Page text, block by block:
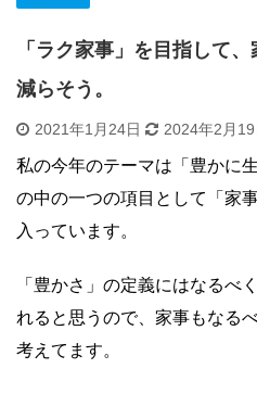
「ラク家事」を目指して
減らそう。
2021年1月24日 2024年2月19
私の今年のテーマは「豊かに
の中の一つの項目として「家
入っています。
「豊かさ」の定義にはなるべ
れると思うので、家事もなる
考えてます。